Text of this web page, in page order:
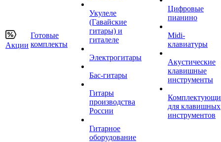
Акции
Готовые
комплекты
Укулеле
(Гавайские
гитары) и
гиталеле
Электрогитары
Бас-гитары
Гитары
производства
России
Гитарное
оборудование
Цифровые
пианино
Midi-
клавиатуры
Акустические
клавишные
инструменты
для клавишных
инструментов